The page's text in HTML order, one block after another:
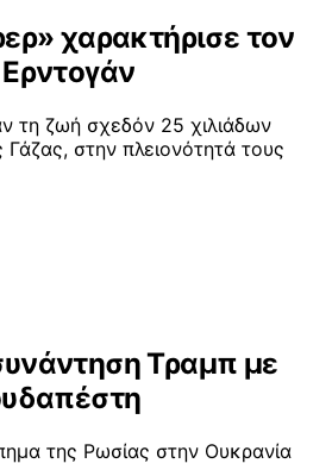
χαρακτήρισε τον
τη ζωή σχεδόν 25 χιλιάδων
στην πλειονότητά τους
Τραμπ με
της Ρωσίας στην Ουκρανία